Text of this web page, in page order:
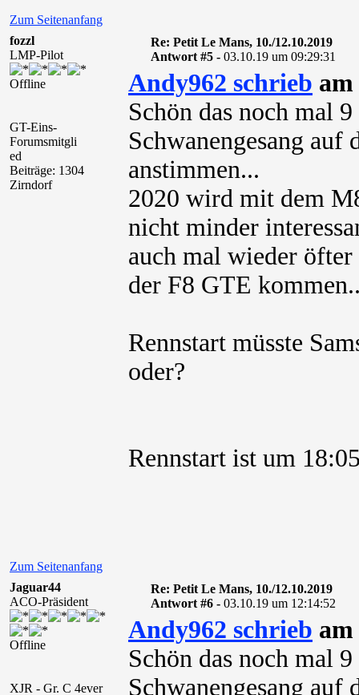
Zum Seitenanfang
fozzl
LMP-Pilot
Offline
GT-Eins-
Forumsmitgli
ed
Beiträge: 1304
Zirndorf
Re: Petit Le Mans, 10./12.10.2019
Antwort #5 - 03.10.19 um 09:29:31
Andy962 schrieb am
Schön das noch mal
Schwanengesang auf
anstimmen...
2020 wird mit dem
nicht minder
auch mal wieder
der F8 GTE
Rennstart müsste
oder?
Rennstart ist um
Zum Seitenanfang
Jaguar44
ACO-Präsident
Offline
XJR - Gr. C 4ever
Re: Petit Le Mans, 10./12.10.2019
Antwort #6 - 03.10.19 um 12:14:52
Andy962 schrieb am
Schön das noch mal
Schwanengesang auf